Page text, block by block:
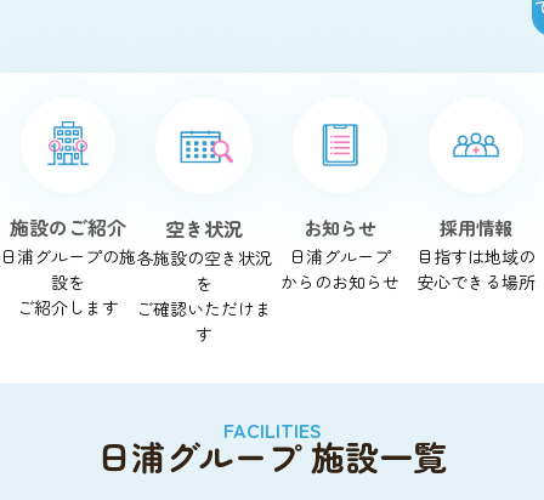
施設のご紹介
日浦グループの施
設を
ご紹介します
空き状況
各施設の空き状況
を
ご確認いただけま
す
お知らせ
日浦グループ
からのお知らせ
採用情報
目指すは地域の
安心できる場所
FACILITIES
日浦グループ 施設一覧